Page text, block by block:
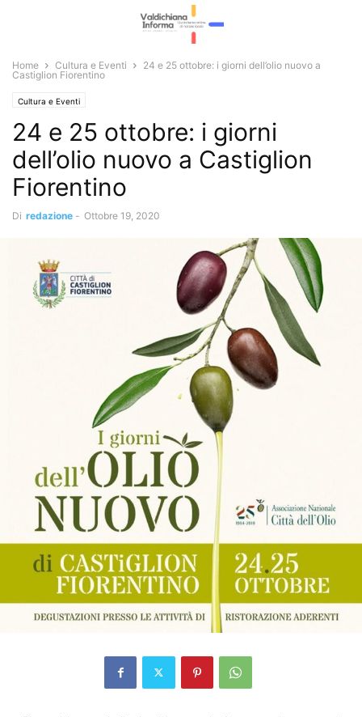
Home Cultura e Eventi
24 e 25 ottobre: i giorni dell’olio nuovo a
Castiglion Fiorentino
Cultura e Eventi
24 e 25 ottobre: i giorni
dell’olio nuovo a Castiglion
Fiorentino
Di redazione - Ottobre 19, 2020